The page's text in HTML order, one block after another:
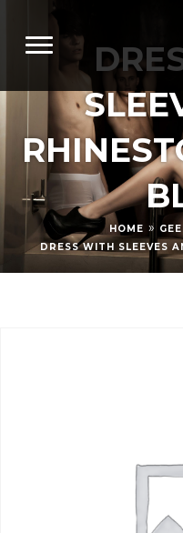
HOME »
DRESS WITH SLEEVES